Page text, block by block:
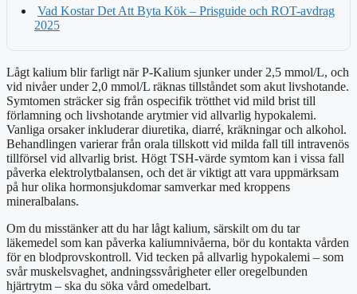
Vad Kostar Det Att Byta Kök – Prisguide och ROT-avdrag
2025
Lågt kalium blir farligt när P-Kalium sjunker under 2,5 mmol/L, och
vid nivåer under 2,0 mmol/L räknas tillståndet som akut livshotande.
Symtomen sträcker sig från ospecifik trötthet vid mild brist till
förlamning och livshotande arytmier vid allvarlig hypokalemi.
Vanliga orsaker inkluderar diuretika, diarré, kräkningar och alkohol.
Behandlingen varierar från orala tillskott vid milda fall till intravenös
tillförsel vid allvarlig brist. Högt TSH-värde symtom kan i vissa fall
påverka elektrolytbalansen, och det är viktigt att vara uppmärksam
på hur olika hormonsjukdomar samverkar med kroppens
mineralbalans.
Om du misstänker att du har lågt kalium, särskilt om du tar
läkemedel som kan påverka kaliumnivåerna, bör du kontakta vården
för en blodprovskontroll. Vid tecken på allvarlig hypokalemi – som
svår muskelsvaghet, andningssvårigheter eller oregelbunden
hjärtrytm – ska du söka vård omedelbart.